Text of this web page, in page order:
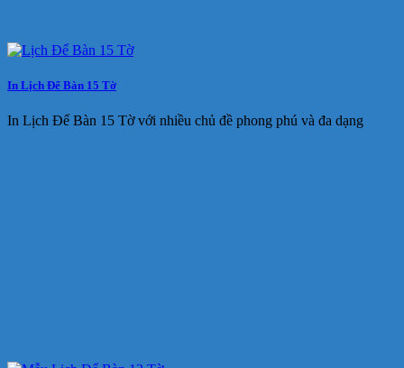
In Lịch Để Bàn 15 Tờ
In Lịch Để Bàn 15 Tờ với nhiều chủ đề phong phú và đa dạng